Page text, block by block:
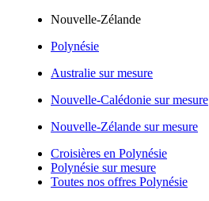
Nouvelle-Zélande
Polynésie
Australie sur mesure
Nouvelle-Calédonie sur mesure
Nouvelle-Zélande sur mesure
Croisières en Polynésie
Polynésie sur mesure
Toutes nos offres Polynésie